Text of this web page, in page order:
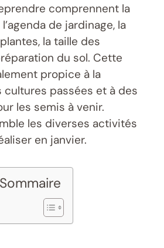
comprennent la
de jardinage, la
la taille des
du sol. Cette
propice à la
cultures passées et à des
les semis à venir.
les diverses activités
en janvier.
Sommaire